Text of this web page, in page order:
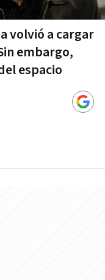
volvió a cargar
embargo,
espacio